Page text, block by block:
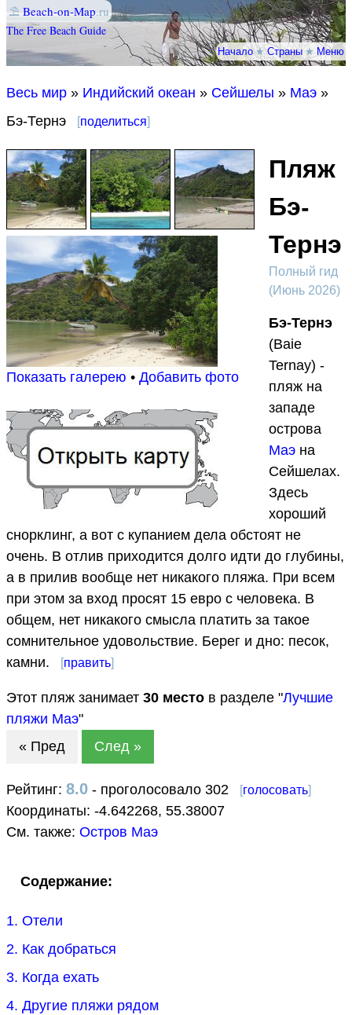
⛱ Beach-on-Map.ru
The Free Beach Guide
Начало★Страны★Меню
Весь мир » Индийский океан » Сейшелы » Маэ »
Бэ-Тернэ
[поделиться]
Показать галерею • Добавить фото
Пляж
Бэ-
Тернэ
Полный гид
(Июнь 2026)
Бэ-Тернэ
(Baie
Ternay) -
пляж на
западе
острова
Маэ на
Сейшелах.
Здесь
хороший
снорклинг, а вот с купанием дела обстоят не
очень. В отлив приходится долго идти до глубины,
а в прилив вообще нет никакого пляжа. При всем
при этом за вход просят 15 евро с человека. В
общем, нет никакого смысла платить за такое
сомнительное удовольствие. Берег и дно: песок,
камни.
[править]
Этот пляж занимает 30 место в разделе "Лучшие
пляжи Маэ"
« Пред
След »
Рейтинг: 8.0 - проголосовало 302 [голосовать]
Координаты: -4.642268, 55.38007
См. также: Остров Маэ
Содержание:
1. Отели
2. Как добраться
3. Когда ехать
4. Другие пляжи рядом